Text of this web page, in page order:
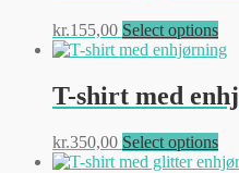
kr.155,00 Select options
T-shirt med
kr.350,00 Select options